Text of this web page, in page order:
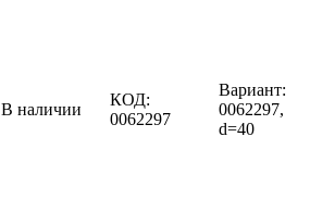
В наличии
КОД:
0062297
Вариант:
0062297,
d=40